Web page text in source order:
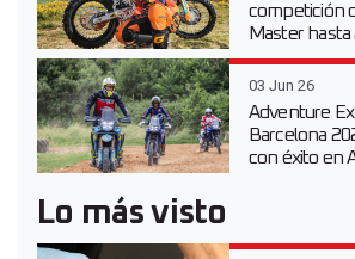
competición
Master hasta
03 Jun 26
Adventure
Barcelona
con éxito en
Lo más visto